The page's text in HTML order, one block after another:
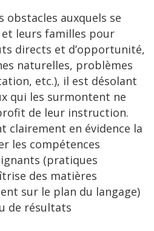
obstacles auxquels se
leurs familles pour
directs et d’opportunité,
naturelles, problèmes
etc.), il est désolant
qui les surmontent ne
de leur instruction.
clairement en évidence la
les compétences
(pratiques
des matières
sur le plan du langage)
de résultats